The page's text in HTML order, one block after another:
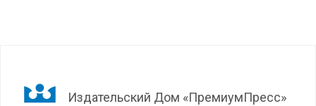
Издательский Дом «ПремиумПресс»